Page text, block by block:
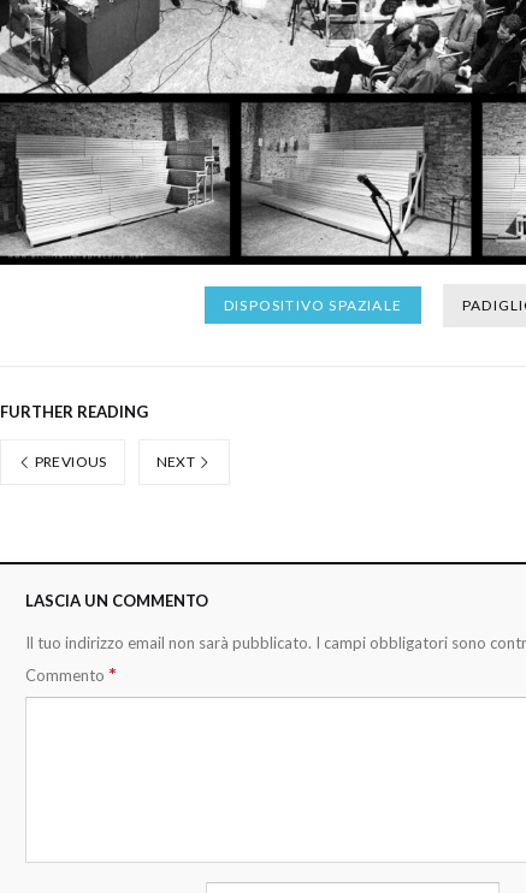
DISPOSITIVO SPAZIALE
FURTHER READING
PREVIOUS NEXT
LASCIA UN COMMENTO
Il tuo indirizzo email non sarà pubblicato. I campi obbligatori sono
Commento *